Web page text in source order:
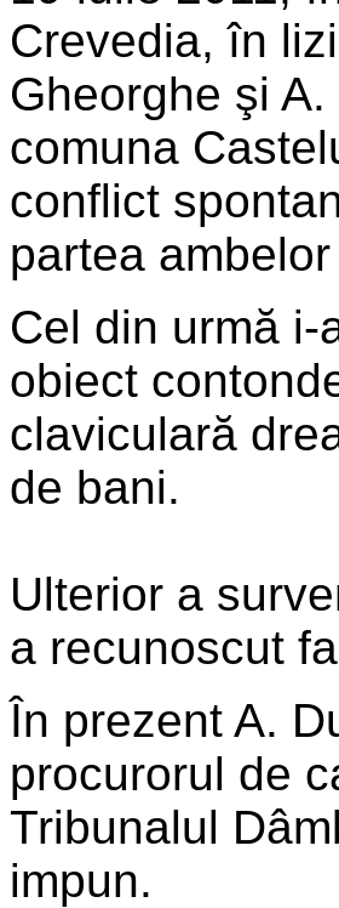
Crevedia, în
Gheorghe şi
comuna
conflict
partea
Cel din urmă
obiect
claviculară
de bani.
Ulterior a
a recunoscut
În prezent A.
procurorul de
Tribunalul
impun.